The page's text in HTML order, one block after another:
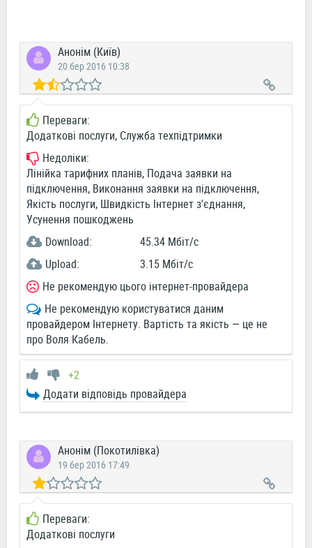
Анонім (Київ)
20 бер 2016 10:38
Переваги:
Додаткові послуги, Служба техпідтримки
Недоліки:
Лінійка тарифних планів, Подача заявки на
підключення, Виконання заявки на підключення,
Якість послуги, Швидкість Інтернет з'єднання,
Усунення пошкоджень
Download:
45.34 Мбіт/c
Upload:
3.15 Мбіт/c
Не рекомендую цього інтернет-провайдера
Не рекомендую користуватися даним
провайдером Інтернету. Вартість та якість — це не
про Воля Кабель.
+2
Додати відповідь провайдера
Анонім (Покотилівка)
19 бер 2016 17:49
Переваги:
Додаткові послуги